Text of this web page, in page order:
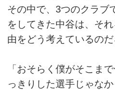
その中で、3つのクラブ
をしてきた中谷は、そ
由をどう考えているのだ
「おそらく僕がそこま
っきりした選手じゃな